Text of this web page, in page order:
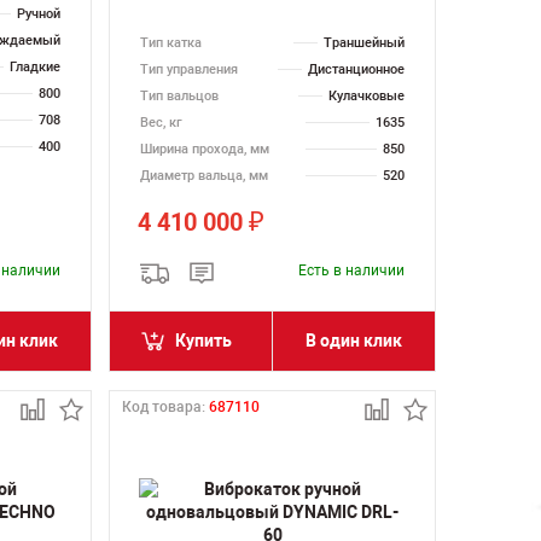
Ручной
Гладкие
800
708
400
клик
Тип катка
Траншейный
Тип управления
Дистанционное
Тип вальцов
Кулачковые
Вес, кг
1635
Ширина прохода, мм
850
Диаметр вальца, мм
520
4 410 000₽
Есть в наличии
Купить В один клик
Код товара:687110